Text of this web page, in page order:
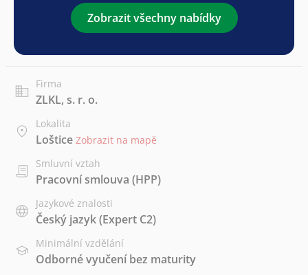
Zobrazit všechny nabídky
Firma
ZLKL, s. r. o.
Lokalita
Loštice Zobrazit na mapě
Smluvní vztah
Pracovní smlouva (HPP)
Jazykové znalosti
Český jazyk(Expert C2)
Minimální vzdělání
Odborné vyučení bez maturity